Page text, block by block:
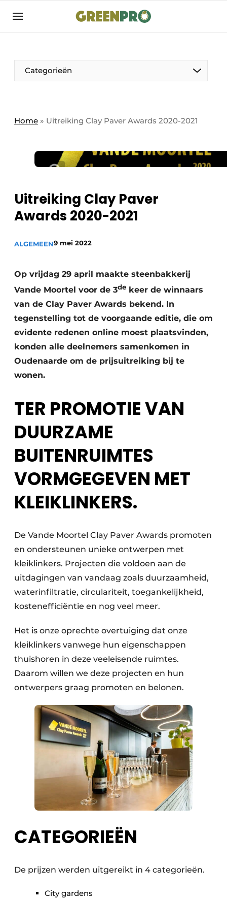
Aanmelden
Bedrijven
Bedrijven
Direct contact
GreenPro | Platform voor de tuin- en
groenprofessional
Nieuwsbrief
Podcasts
Categorieën
Home » Uitreiking Clay Paver Awards 2020-2021
Uitreiking Clay Paver
Awards 2020-2021
ALGEMEEN9 mei 2022
Op vrijdag 29 april maakte steenbakkerij
Vande Moortel voor de 3de keer de winnaars
van de Clay Paver Awards bekend. In
tegenstelling tot de voorgaande editie, die om
evidente redenen online moest plaatsvinden,
konden alle deelnemers samenkomen in
Oudenaarde om de prijsuitreiking bij te
wonen.
TER PROMOTIE VAN
DUURZAME
BUITENRUIMTES
VORMGEGEVEN MET
KLEIKLINKERS.
De Vande Moortel Clay Paver Awards promoten
en ondersteunen unieke ontwerpen met
kleiklinkers. Projecten die voldoen aan de
uitdagingen van vandaag zoals duurzaamheid,
waterinfiltratie, circulariteit, toegankelijkheid,
kostenefficiëntie en nog veel meer.
Het is onze oprechte overtuiging dat onze
kleiklinkers vanwege hun eigenschappen
thuishoren in deze veeleisende ruimtes.
Daarom willen we deze projecten en hun
ontwerpers graag promoten en belonen.
CATEGORIEËN
De prijzen werden uitgereikt in 4 categorieën.
City gardens